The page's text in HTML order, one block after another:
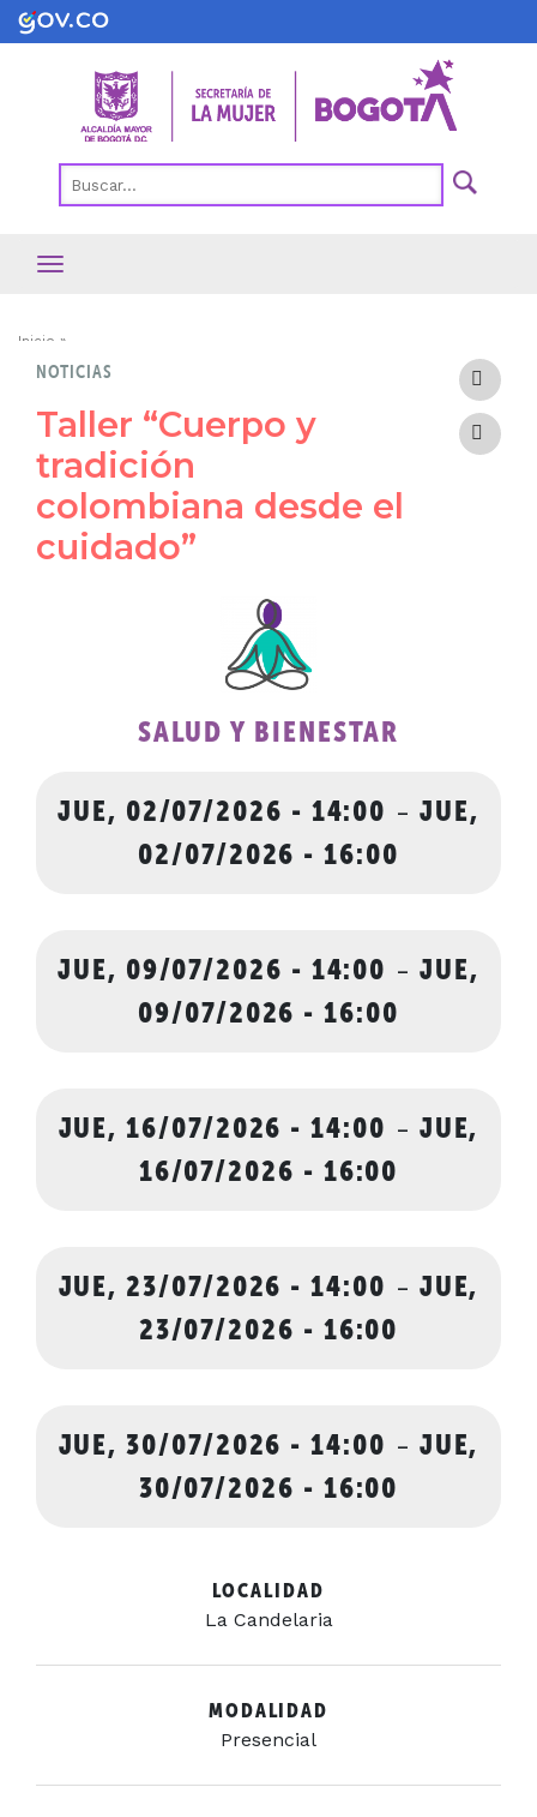
Pasar
al
Ruta
de
navegación
Inicio
NOTICIAS
Taller “Cuerpo y
tradición
colombiana desde el
cuidado”
SALUD Y BIENESTAR
JUE, 02/07/2026 - 14:00 -JUE,
02/07/2026 - 16:00
JUE, 09/07/2026 - 14:00 -JUE,
09/07/2026 - 16:00
JUE, 16/07/2026 - 14:00 - JUE,
16/07/2026 - 16:00
JUE, 23/07/2026 - 14:00 - JUE,
23/07/2026 - 16:00
JUE, 30/07/2026 - 14:00 - JUE,
30/07/2026 - 16:00
LOCALIDAD
La Candelaria
MODALIDAD
Presencial